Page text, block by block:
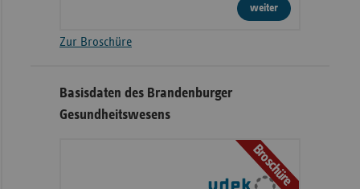
weiter
Zur Broschüre
Basisdaten des Brandenburger
Gesundheitswesens
Broschüre